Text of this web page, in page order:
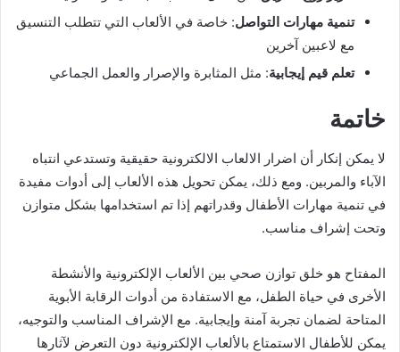
تنمية مهارات التواصل: خاصة في الألعاب التي تتطلب التنسيق
مع لاعبين آخرين
تعلم قيم إيجابية: مثل المثابرة والإصرار والعمل الجماعي
خاتمة
لا يمكن إنكار أن اضرار الالعاب الالكترونية حقيقية وتستدعي انتباه
الآباء والمربين. ومع ذلك، يمكن تحويل هذه الألعاب إلى أدوات مفيدة
في تنمية مهارات الأطفال وقدراتهم إذا تم استخدامها بشكل متوازن
وتحت إشراف مناسب.
المفتاح هو خلق توازن صحي بين الألعاب الإلكترونية والأنشطة
الأخرى في حياة الطفل، مع الاستفادة من أدوات الرقابة الأبوية
المتاحة لضمان تجربة آمنة وإيجابية. مع الإشراف المناسب والتوجيه،
يمكن للأطفال الاستمتاع بالألعاب الإلكترونية دون التعرض لآثارها